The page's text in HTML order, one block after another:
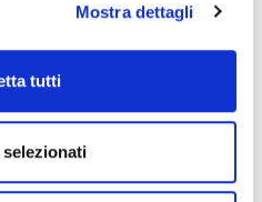
Mostra dettagli
tutti
Questo
nuova estate, riapre il